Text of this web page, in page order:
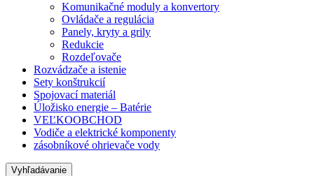
Komunikačné moduly a konvertory
Ovládače a regulácia
Panely, kryty a grily
Redukcie
Rozdeľovače
Rozvádzače a istenie
Sety konštrukcií
Spojovací materiál
Úložisko energie – Batérie
VEĽKOOBCHOD
Vodiče a elektrické komponenty
zásobníkové ohrievače vody
Vyhľadávanie